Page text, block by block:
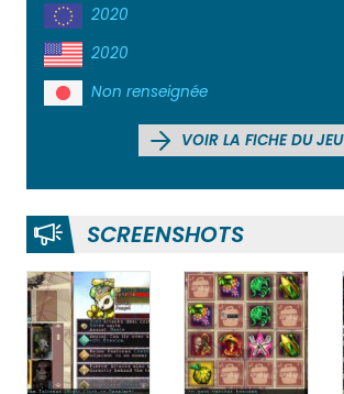
2020
2020
Non renseignée
VOIR LA FICHE DU JEU
SCREENSHOTS